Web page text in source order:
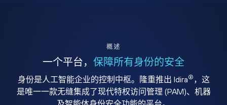
概述
一个平台， 保障所有身份的安全
身份是人工智能企业的控制中枢。隆重推出 Idira® ，这
是唯一一款无缝集成了现代特权访问管理 (PAM)、机器